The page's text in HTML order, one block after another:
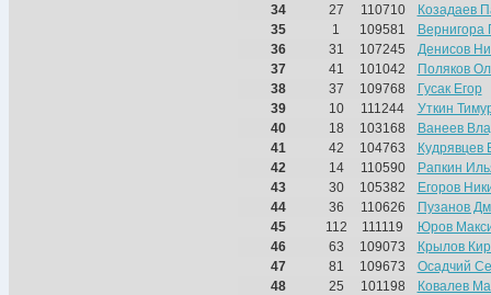
34
27 110710
Козадаев
35
1 109581
Вернигора
36
31 107245
Денисов
37
41 101042
Поляков
38
37 109768
Гусак Егор
39
10 111244
Уткин
40
18 103168
Ванеев
41
42 104763
Кудрявцев
42
14 110590
Рапкин
43
30 105382
Егоров
44
36 110626
Пузанов
45
112 111119
Юров
46
63 109073
Крылов
47
81 109673
Осадчий
48
25 101198
Ковалев